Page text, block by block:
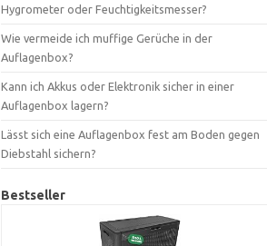
Hygrometer oder Feuchtigkeitsmesser?
Wie vermeide ich muffige Gerüche in der
Auflagenbox?
Kann ich Akkus oder Elektronik sicher in einer
Auflagenbox lagern?
Lässt sich eine Auflagenbox fest am Boden gegen
Diebstahl sichern?
Bestseller